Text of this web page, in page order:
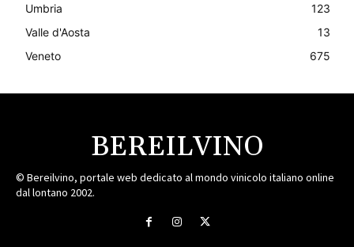
Umbria
123
Valle d'Aosta
13
Veneto
675
BEREILVINO
© Bereilvino, portale web dedicato al mondo vinicolo italiano online
dal lontano 2002.